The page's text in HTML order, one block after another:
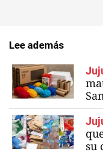
Lee además
su